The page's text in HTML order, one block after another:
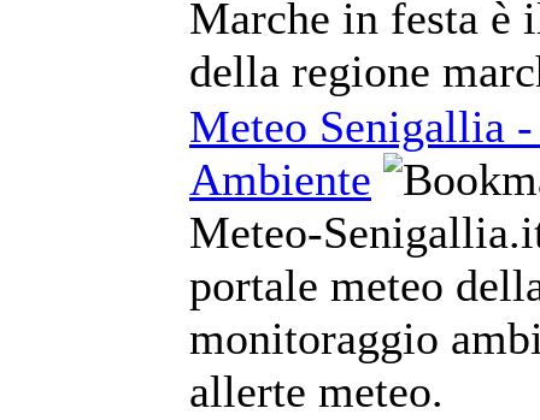
Marche in festa è
della regione
Meteo Senigallia
Ambiente
Meteo-
portale meteo
monitoraggio
allerte meteo.